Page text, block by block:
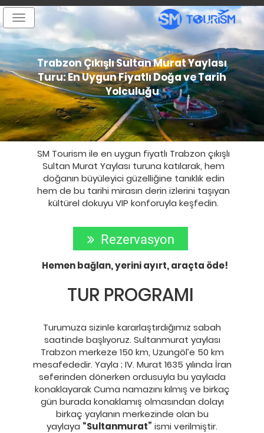
Trabzon Çıkışlı Sultan Murat Yaylası
Turu: En Uygun Fiyatlı Doğa ve Tarih
Yolculuğu
SM Tourism ile en uygun fiyatlı Trabzon çıkışlı
Sultan Murat Yaylası turuna katılarak, hem
doğanın büyüleyici güzelliğine tanıklık edin
hem de bu tarihi mirasın derin izlerini taşıyan
kültürel dokuyu VIP konforuyla keşfedin.
TUR PROGRAMI
Turumuza sizinle kararlaştırdığımız sabah
saatinde başlıyoruz. Sultanmurat yaylası
Trabzon merkeze 150 km, Uzungöl’e 50 km
mesafededir. Yayla ; IV. Murat 1635 yılında İran
seferinden dönerken ordusuyla bu yaylada
konaklayarak Cuma namazını kılmış ve birkaç
gün burada konaklamış olmasından dolayı
birkaç yaylanın merkezinde olan bu
yaylaya “Sultanmurat” ismi verilmiştir.
Rezervasyon
Yap
Hemen bağlan, yerini ayırt, araçta öde!
Toggle
navigation